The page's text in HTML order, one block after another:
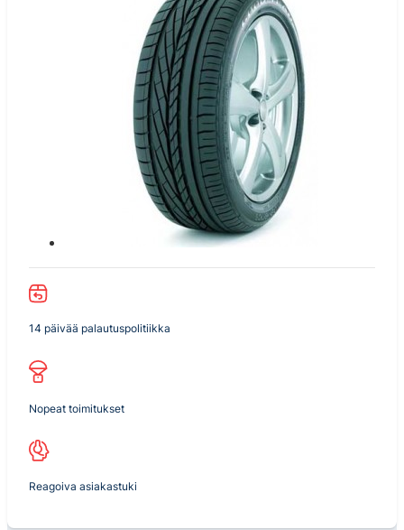
14 päivää palautuspolitiikka
Nopeat toimitukset
Reagoiva asiakastuki